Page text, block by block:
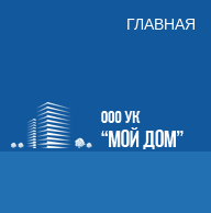
ГЛАВНАЯ